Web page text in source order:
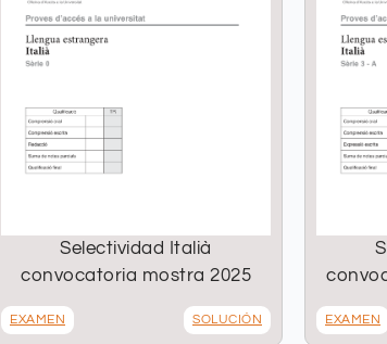
Selectividad Italià
convocatoria mostra 2025
EXAMEN SOLUCIÓN EXAMEN